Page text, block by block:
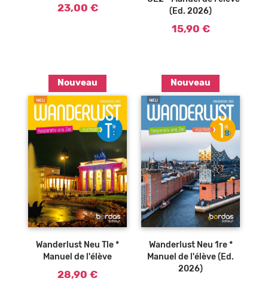
23,00 €
(Ed. 2026)
15,90 €
Nouveau
Ajouter au
Wanderlust Neu Tle *
Manuel de l'élève
28,90 €
Nouveau
Ajouter au
Wanderlust Neu 1re *
Manuel de l'élève (Ed.
2026)